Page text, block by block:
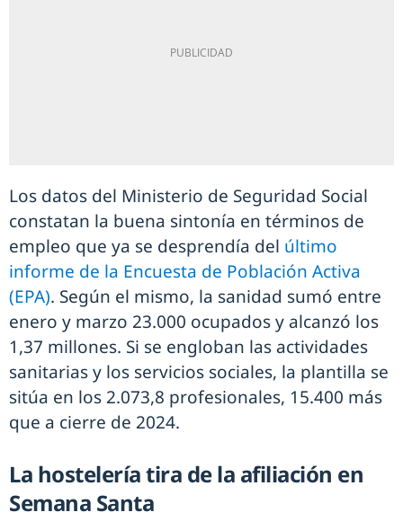
Los datos del Ministerio de Seguridad Social
constatan la buena sintonía en términos de
empleo que ya se desprendía del último
informe de la Encuesta de Población Activa
(EPA). Según el mismo, la sanidad sumó entre
enero y marzo 23.000 ocupados y alcanzó los
1,37 millones. Si se engloban las actividades
sanitarias y los servicios sociales, la plantilla se
sitúa en los 2.073,8 profesionales, 15.400 más
que a cierre de 2024.
La hostelería tira de la afiliación en
Semana Santa